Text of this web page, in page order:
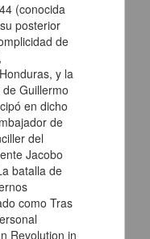
sobre
(conocida
posterior
de
y la
Guillermo
en dicho
de
del
Jacobo
batalla de
como Tras
Revolution in